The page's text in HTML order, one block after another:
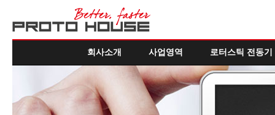
회사소개 사업영역 로터스틱 전동기